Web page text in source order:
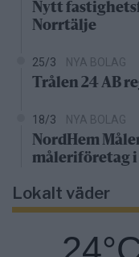
Nytt
Norrtälje
25/3 NYA BOLAG
Trålen 24 AB
18/3 NYA BOLAG
NordHem
måleriföretag
Lokalt väder